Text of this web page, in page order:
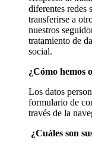
diferentes redes
transferirse a
nuestros
tratamiento de
social.
¿Cómo hemos
Los datos
formulario de
través de la
¿Cuáles son